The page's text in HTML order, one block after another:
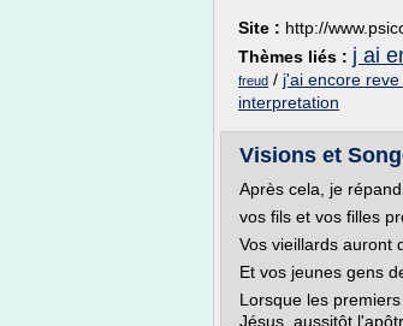
Site : http://
Thèmes liés : j ai
freud / j'ai encore
interpretation
Visions et
Après cela, je
vos fils et vos filles
Vos vieillards auront
Et vos jeunes gens
Lorsque les
Jésus, aussitôt